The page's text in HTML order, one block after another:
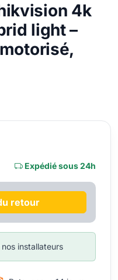
4k
light –
Expédié sous 24h
retour
installateurs